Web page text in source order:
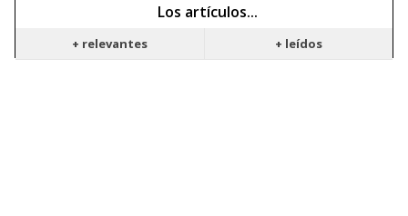
Los artículos...
+ relevantes + leídos